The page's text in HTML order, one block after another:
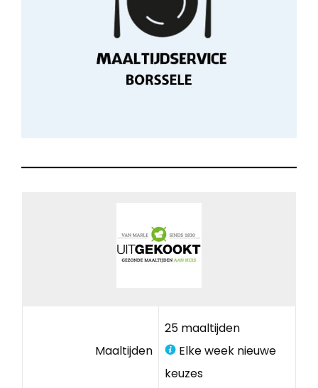
Maaltijden
25 maaltijden
Elke week nieuwe
keuzes